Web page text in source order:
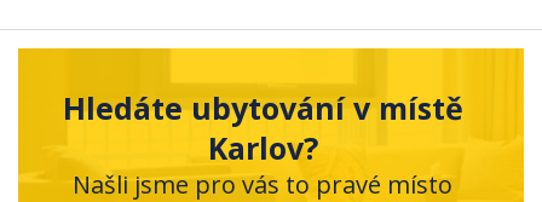
Hledáte ubytování v místě
Karlov?
Našli jsme pro vás to pravé místo